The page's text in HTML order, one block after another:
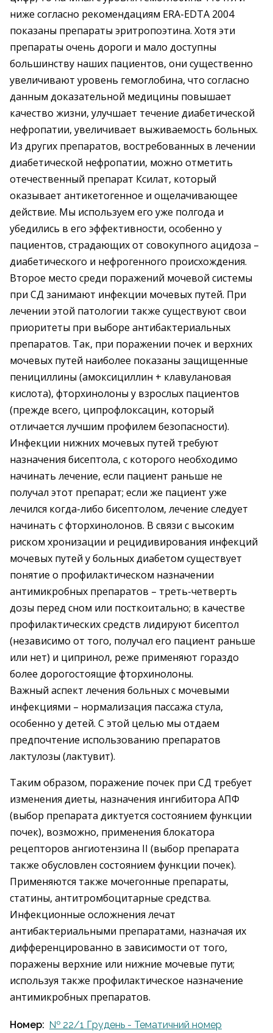
ниже согласно рекомендациям ERA-EDTA 2004
показаны препараты эритропоэтина. Хотя эти
препараты очень дороги и мало доступны
большинству наших пациентов, они существенно
увеличивают уровень гемоглобина, что согласно
данным доказательной медицины повышает
качество жизни, улучшает течение диабетической
нефропатии, увеличивает выживаемость больных.
Из других препаратов, востребованных в лечении
диабетической нефропатии, можно отметить
отечественный препарат Ксилат, который
оказывает антикетогенное и ощелачивающее
действие. Мы используем его уже полгода и
убедились в его эффективности, особенно у
пациентов, страдающих от совокупного ацидоза –
диабетического и нефрогенного происхождения.
Второе место среди поражений мочевой системы
при СД занимают инфекции мочевых путей. При
лечении этой патологии также существуют свои
приоритеты при выборе антибактериальных
препаратов. Так, при поражении почек и верхних
мочевых путей наиболее показаны защищенные
пенициллины (амоксициллин + клавулановая
кислота), фторхинолоны у взрослых пациентов
(прежде всего, ципрофлоксацин, который
отличается лучшим профилем безопасности).
Инфекции нижних мочевых путей требуют
назначения бисептола, с которого необходимо
начинать лечение, если пациент раньше не
получал этот препарат; если же пациент уже
лечился когда-либо бисептолом, лечение следует
начинать с фторхинолонов. В связи с высоким
риском хронизации и рецидивирования инфекций
мочевых путей у больных диабетом существует
понятие о профилактическом назначении
антимикробных препаратов – треть-четверть
дозы перед сном или посткоитально; в качестве
профилактических средств лидируют бисептол
(независимо от того, получал его пациент раньше
или нет) и ципринол, реже применяют гораздо
более дорогостоящие фторхинолоны.
Важный аспект лечения больных с мочевыми
инфекциями – нормализация пассажа стула,
особенно у детей. С этой целью мы отдаем
предпочтение использованию препаратов
лактулозы (лактувит).
Таким образом, поражение почек при СД требует
изменения диеты, назначения ингибитора АПФ
(выбор препарата диктуется состоянием функции
почек), возможно, применения блокатора
рецепторов ангиотензина II (выбор препарата
также обусловлен состоянием функции почек).
Применяются также мочегонные препараты,
статины, антитромбоцитарные средства.
Инфекционные осложнения лечат
антибактериальными препаратами, назначая их
дифференцированно в зависимости от того,
поражены верхние или нижние мочевые пути;
используя также профилактическое назначение
антимикробных препаратов.
Номер: № 22/1 Грудень - Тематичний номер